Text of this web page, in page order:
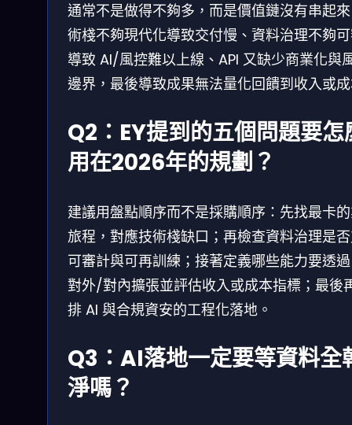
通常不是做得不夠多，而是價值鏈沒有串起
術棧不夠現代化導致交付慢、資料治理不夠
導致 AI/風控難以上線、API 又缺少商業化與
邊界，最後導致成果無法量化回饋到收入或
Q2：EY提到的五個問題要怎
用在2026年的規劃？
建議用盤點順序而不是採購順序：先找最卡
旅程，對應技術棧缺口；再檢查資料治理是
可審計與可再訓練；接著定義哪些能力要透
對外/對內擴張並評估收入或成本指標；最後
排 AI 與合規資安的工程化落地。
Q3：AI落地一定要等資料全
淨嗎？